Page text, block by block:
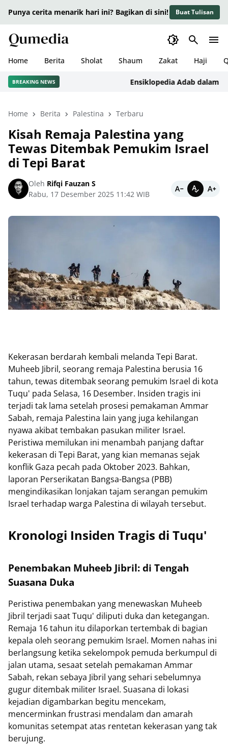
Punya cerita menarik hari ini? Bagikan di sini! Buat Tulisan
Home Berita Sholat Shaum Zakat Haji
BREAKING NEWS Ensiklopedia Adab dalam
Home Berita Palestina Terbaru
Kisah Remaja Palestina yang
Tewas Ditembak Pemukim Israel
di Tepi Barat
Oleh Rifqi Fauzan S
Rabu, 17 Desember 2025 11:42 WIB
Kekerasan berdarah kembali melanda Tepi Barat.
Muheeb Jibril, seorang remaja Palestina berusia 16
tahun, tewas ditembak seorang pemukim Israel di kota
Tuqu' pada Selasa, 16 Desember. Insiden tragis ini
terjadi tak lama setelah prosesi pemakaman Ammar
Sabah, remaja Palestina lain yang juga kehilangan
nyawa akibat tembakan pasukan militer Israel.
Peristiwa memilukan ini menambah panjang daftar
kekerasan di Tepi Barat, yang kian memanas sejak
konflik Gaza pecah pada Oktober 2023. Bahkan,
laporan Perserikatan Bangsa-Bangsa (PBB)
mengindikasikan lonjakan tajam serangan pemukim
Israel terhadap warga Palestina di wilayah tersebut.
Kronologi Insiden Tragis di Tuqu'
Penembakan Muheeb Jibril: di Tengah
Suasana Duka
Peristiwa penembakan yang menewaskan Muheeb
Jibril terjadi saat Tuqu' diliputi duka dan ketegangan.
Remaja 16 tahun itu dilaporkan tertembak di bagian
kepala oleh seorang pemukim Israel. Momen nahas ini
berlangsung ketika sekelompok pemuda berkumpul di
jalan utama, sesaat setelah pemakaman Ammar
Sabah, rekan sebaya Jibril yang sehari sebelumnya
gugur ditembak militer Israel. Suasana di lokasi
kejadian digambarkan begitu mencekam,
mencerminkan frustrasi mendalam dan amarah
komunitas setempat atas rentetan kekerasan yang tak
berujung.